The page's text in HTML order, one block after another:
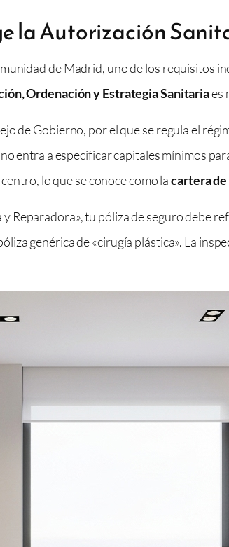
la Autorización
de Madrid, uno de los requisitos
Ordenación y Estrategia Sanitariaes
de Gobierno, por el que se regula el
entra a especificar capitales mínimos
lo que se conoce como lacartera
tu póliza de seguro debe
genérica de «cirugía plástica». La